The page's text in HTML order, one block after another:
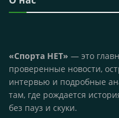
«Спорта НЕТ» — это
проверенные новости,
интервью и подробные
там, где рождается
без пауз и скуки.